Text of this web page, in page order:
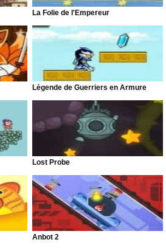
La Folie de l'Empereur
Légende de Guerriers en Armure
Lost Probe
Anbot 2